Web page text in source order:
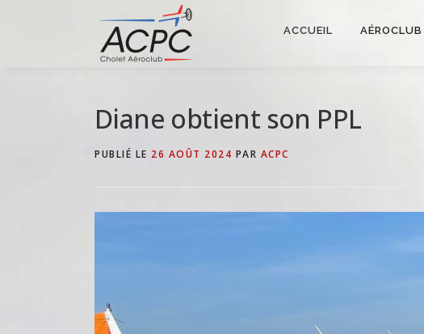
ACCUEIL AÉROCLUB
Diane obtient son PPL
PUBLIÉ LE 26 AOÛT 2024 PAR ACPC